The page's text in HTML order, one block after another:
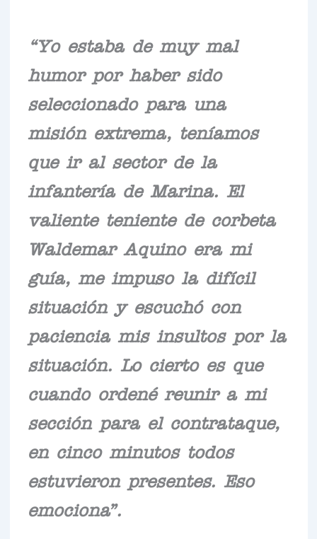
“Yo estaba de muy mal
humor por haber sido
seleccionado para una
misión extrema, teníamos
que ir al sector de la
infantería de Marina. El
valiente teniente de corbeta
Waldemar Aquino era mi
guía, me impuso la difícil
situación y escuchó con
paciencia mis insultos por la
situación. Lo cierto es que
cuando ordené reunir a mi
sección para el contrataque,
en cinco minutos todos
estuvieron presentes. Eso
emociona”.